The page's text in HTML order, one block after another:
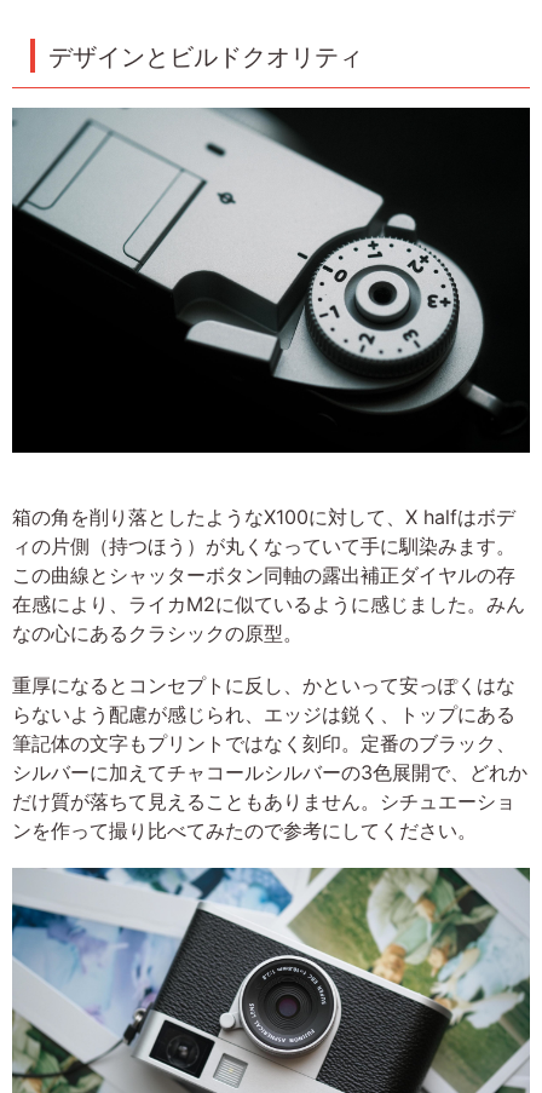
デザインとビルドクオリティ
箱の角を削り落としたようなX100に対して、X halfはボデ
ィの片側（持つほう）が丸くなっていて手に馴染みます。
この曲線とシャッターボタン同軸の露出補正ダイヤルの存
在感により、ライカM2に似ているように感じました。みん
なの心にあるクラシックの原型。
重厚になるとコンセプトに反し、かといって安っぽくはな
らないよう配慮が感じられ、エッジは鋭く、トップにある
筆記体の文字もプリントではなく刻印。定番のブラック、
シルバーに加えてチャコールシルバーの3色展開で、どれか
だけ質が落ちて見えることもありません。シチュエーショ
ンを作って撮り比べてみたので参考にしてください。